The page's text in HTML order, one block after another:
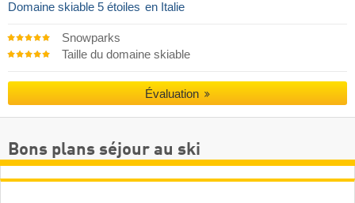
Domaine skiable 5 étoiles en Italie
Snowparks
Taille du domaine skiable
Évaluation
Bons plans séjour au ski